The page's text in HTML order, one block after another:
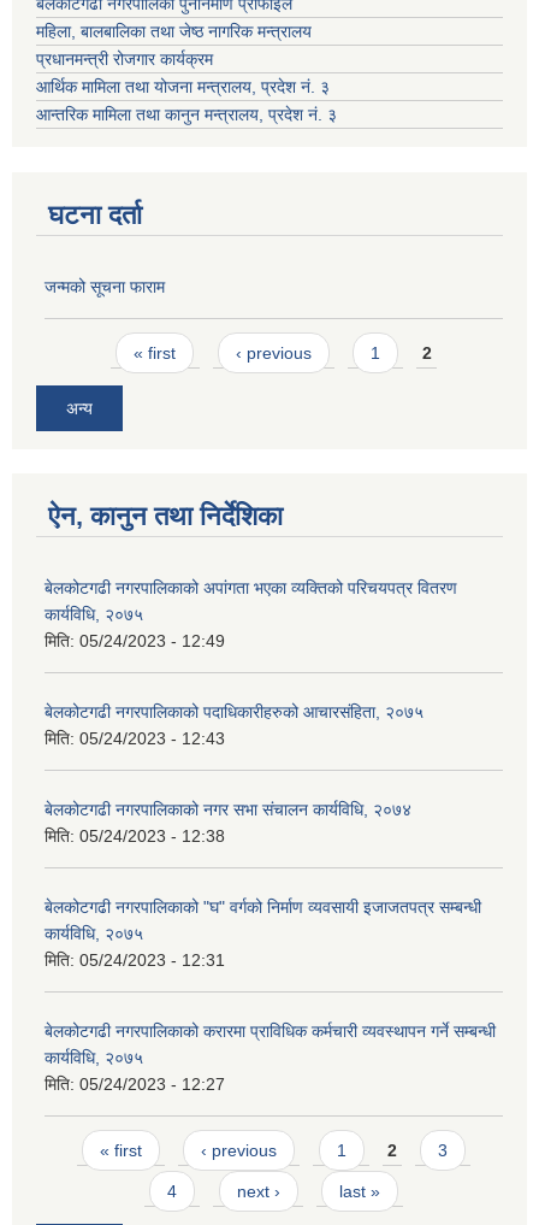
बेलकोटगढी नगरपालिका पुनर्निर्माण प्रोफाइल
महिला, बालबालिका तथा जेष्ठ नागरिक मन्त्रालय
प्रधानमन्त्री रोजगार कार्यक्रम
आर्थिक मामिला तथा योजना मन्त्रालय, प्रदेश नं. ३
आन्तरिक मामिला तथा कानुन मन्त्रालय, प्रदेश नं. ३
घटना दर्ता
जन्मको सूचना फाराम
Pages« first ‹ previous 1 2
अन्य
ऐन, कानुन तथा निर्देशिका
बेलकोटगढी नगरपालिकाको अपांगता भएका व्यक्तिको परिचयपत्र वितरण
कार्यविधि, २०७५
मिति: 05/24/2023 - 12:49
बेलकोटगढी नगरपालिकाको पदाधिकारीहरुको आचारसंहिता, २०७५
मिति: 05/24/2023 - 12:43
बेलकोटगढी नगरपालिकाको नगर सभा संचालन कार्यविधि, २०७४
मिति: 05/24/2023 - 12:38
बेलकोटगढी नगरपालिकाको "घ" वर्गको निर्माण व्यवसायी इजाजतपत्र सम्बन्धी
कार्यविधि, २०७५
मिति: 05/24/2023 - 12:31
बेलकोटगढी नगरपालिकाको करारमा प्राविधिक कर्मचारी व्यवस्थापन गर्ने सम्बन्धी
कार्यविधि, २०७५
मिति: 05/24/2023 - 12:27
Pages
« first ‹ previous 1 2 3
4 next › last »